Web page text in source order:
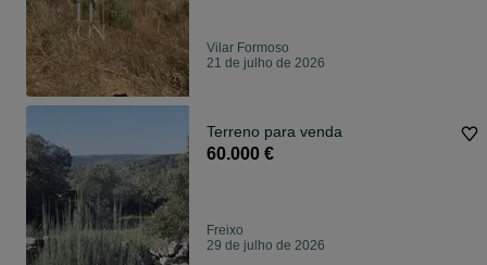
Vilar Formoso
21 de julho de 2026
Terreno para venda
60.000 €
Freixo
29 de julho de 2026